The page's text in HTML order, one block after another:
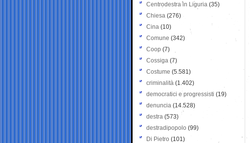
Centrodestra in Liguria (35)
Chiesa (276)
Cina (10)
Comune (342)
Coop (7)
Cossiga (7)
Costume (5.581)
criminalità (1.402)
democratici e progressisti (19)
denuncia (14.528)
destra (573)
destradipopolo (99)
Di Pietro (101)